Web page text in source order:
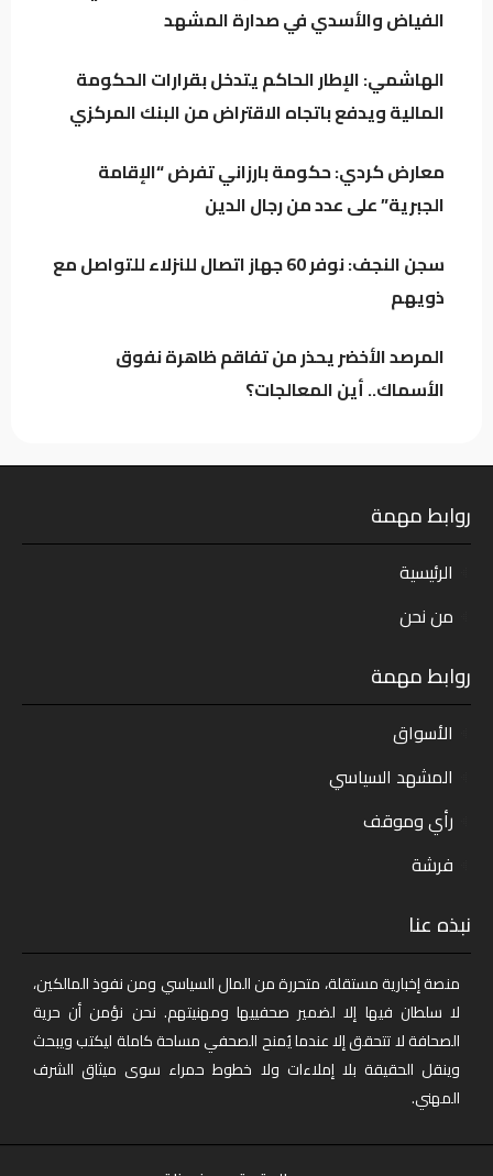
سجن النجف: نوفر 60 جهاز اتصال للنزلاء للتواصل
مع ذويهم
المرصد الأخضر يحذر من تفاقم ظاهرة نفوق
السوق النفطي
الفياض والأسدي في صدارة المشهد
الهاشمي: الإطار الحاكم يتدخل بقرارات الحكومة
المالية ويدفع باتجاه الاقتراض من البنك المركزي
معارض كردي: حكومة بارزاني تفرض “الإقامة
الجبرية” على عدد من رجال الدين
سجن النجف: نوفر 60 جهاز اتصال للنزلاء للتواصل مع
ذويهم
المرصد الأخضر يحذر من تفاقم ظاهرة نفوق
الأسماك.. أين المعالجات؟
روابط مهمة
الرئيسية
من نحن
روابط مهمة
الأسواق
المشهد السياسي
رأي وموقف
فرشة
نبذه عنا
منصة إخبارية مستقلة، متحررة من المال السياسي ومن نفوذ المالكين،
لا سلطان فيها إلا لضمير صحفييها ومهنيتهم. نحن نؤمن أن حرية
الصحافة لا تتحقق إلا عندما يُمنح الصحفي مساحة كاملة ليكتب ويبحث
وينقل الحقيقة بلا إملاءات ولا خطوط حمراء سوى ميثاق الشرف
المهني.